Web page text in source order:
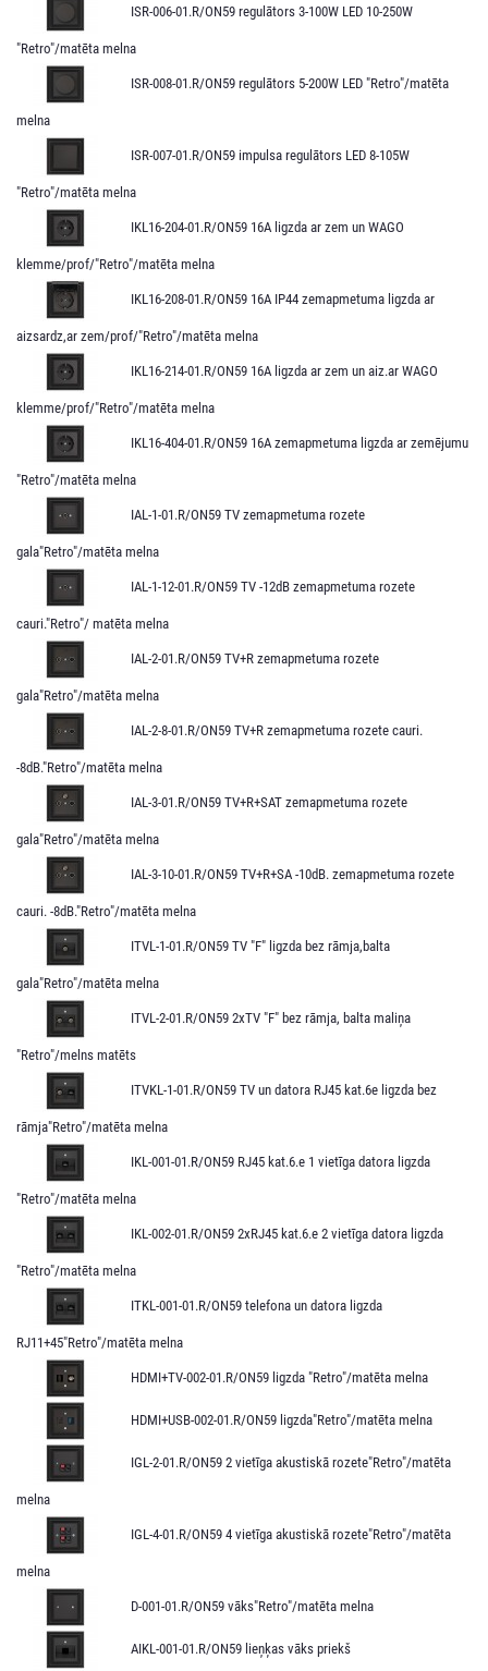
ISR-006-01.R/ON59 regulātors 3-100W LED 10-250W
"Retro"/matēta melna
ISR-008-01.R/ON59 regulātors 5-200W LED "Retro"/matēta
melna
ISR-007-01.R/ON59 impulsa regulātors LED 8-105W
"Retro"/matēta melna
IKL16-204-01.R/ON59 16A ligzda ar zem un WAGO
klemme/prof/"Retro"/matēta melna
IKL16-208-01.R/ON59 16A IP44 zemapmetuma ligzda ar
aizsardz,ar zem/prof/"Retro"/matēta melna
IKL16-214-01.R/ON59 16A ligzda ar zem un aiz.ar WAGO
klemme/prof/"Retro"/matēta melna
IKL16-404-01.R/ON59 16A zemapmetuma ligzda ar zemējumu
"Retro"/matēta melna
IAL-1-01.R/ON59 TV zemapmetuma rozete
gala"Retro"/matēta melna
IAL-1-12-01.R/ON59 TV -12dB zemapmetuma rozete
cauri."Retro"/ matēta melna
IAL-2-01.R/ON59 TV+R zemapmetuma rozete
gala"Retro"/matēta melna
IAL-2-8-01.R/ON59 TV+R zemapmetuma rozete cauri.
-8dB."Retro"/matēta melna
IAL-3-01.R/ON59 TV+R+SAT zemapmetuma rozete
gala"Retro"/matēta melna
IAL-3-10-01.R/ON59 TV+R+SA -10dB. zemapmetuma rozete
cauri. -8dB."Retro"/matēta melna
ITVL-1-01.R/ON59 TV "F" ligzda bez rāmja,balta
gala"Retro"/matēta melna
ITVL-2-01.R/ON59 2xTV "F" bez rāmja, balta maliņa
"Retro"/melns matēts
ITVKL-1-01.R/ON59 TV un datora RJ45 kat.6e ligzda bez
rāmja"Retro"/matēta melna
IKL-001-01.R/ON59 RJ45 kat.6.e 1 vietīga datora ligzda
"Retro"/matēta melna
IKL-002-01.R/ON59 2xRJ45 kat.6.e 2 vietīga datora ligzda
"Retro"/matēta melna
ITKL-001-01.R/ON59 telefona un datora ligzda
RJ11+45"Retro"/matēta melna
HDMI+TV-002-01.R/ON59 ligzda "Retro"/matēta melna
HDMI+USB-002-01.R/ON59 ligzda"Retro"/matēta melna
IGL-2-01.R/ON59 2 vietīga akustiskā rozete"Retro"/matēta
melna
IGL-4-01.R/ON59 4 vietīga akustiskā rozete"Retro"/matēta
melna
D-001-01.R/ON59 vāks"Retro"/matēta melna
AIKL-001-01.R/ON59 lieņķas vāks priekš